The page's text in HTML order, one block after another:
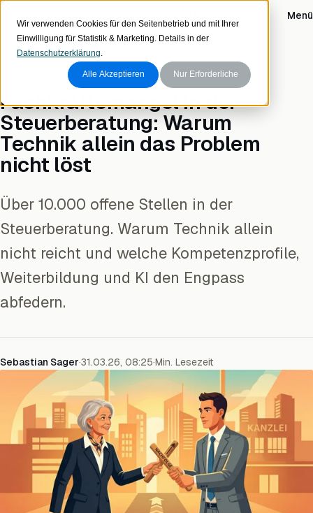
Wir verwenden Cookies für den Seitenbetrieb und mit Ihrer
Einwilligung für Statistik & Marketing. Details in der
Datenschutzerklärung.
Alle Akzeptieren Nur Erforderliche
Menü
STEUERBERATUNG & KANZLEI
Fachkräftemangel in der
Steuerberatung: Warum
Technik allein das Problem
nicht löst
Über 10.000 offene Stellen in der
Steuerberatung. Warum Technik allein
nicht reicht und welche Kompetenzprofile,
Weiterbildung und KI den Engpass
abfedern.
Sebastian Sager·31.03.26, 08:25·Min. Lesezeit